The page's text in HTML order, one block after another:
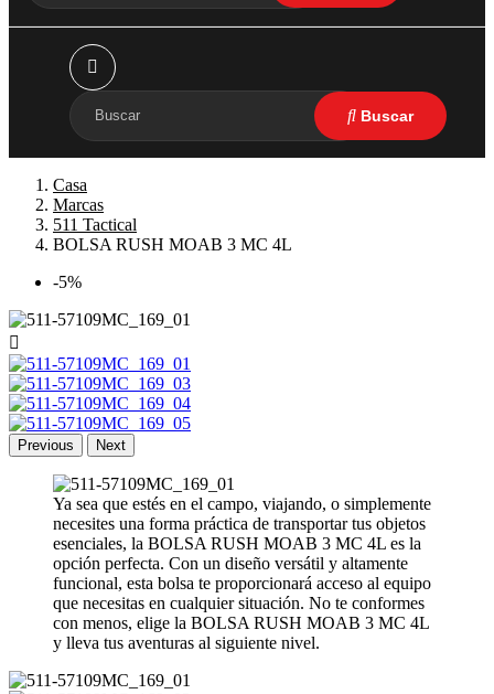
Casa
Marcas
511 Tactical
BOLSA RUSH MOAB 3 MC 4L
-5%

Previous Next
Ya sea que estés en el campo, viajando, o simplemente
necesites una forma práctica de transportar tus objetos
esenciales, la BOLSA RUSH MOAB 3 MC 4L es la
opción perfecta. Con un diseño versátil y altamente
funcional, esta bolsa te proporcionará acceso al equipo
que necesitas en cualquier situación. No te conformes
con menos, elige la BOLSA RUSH MOAB 3 MC 4L
y lleva tus aventuras al siguiente nivel.